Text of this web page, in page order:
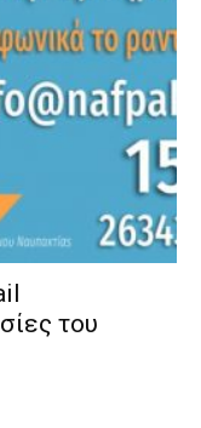
του